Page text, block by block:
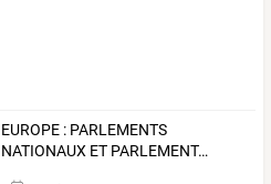
EUROPE : PARLEMENTS
NATIONAUX ET PARLEMENT…